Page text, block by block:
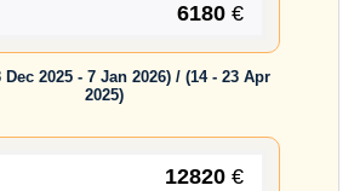
6180 €
Dec 2025 - 7 Jan 2026) / (14 - 23 Apr
2025)
12820 €